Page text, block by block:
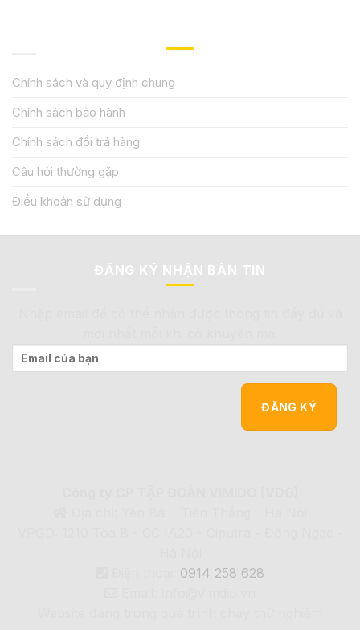
Chính sách và quy định chung
Chính sách bảo hành
Chính sách đổi trả hàng
Câu hỏi thường gặp
Điều khoản sử dụng
ĐĂNG KÝ NHẬN BẢN TIN
0914 258 628